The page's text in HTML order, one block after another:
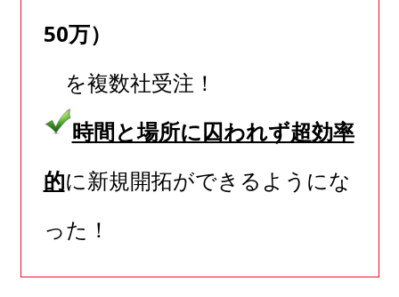
50万）
を複数社受注！
時間と場所に囚われず超効率
的に新規開拓ができるようにな
った！